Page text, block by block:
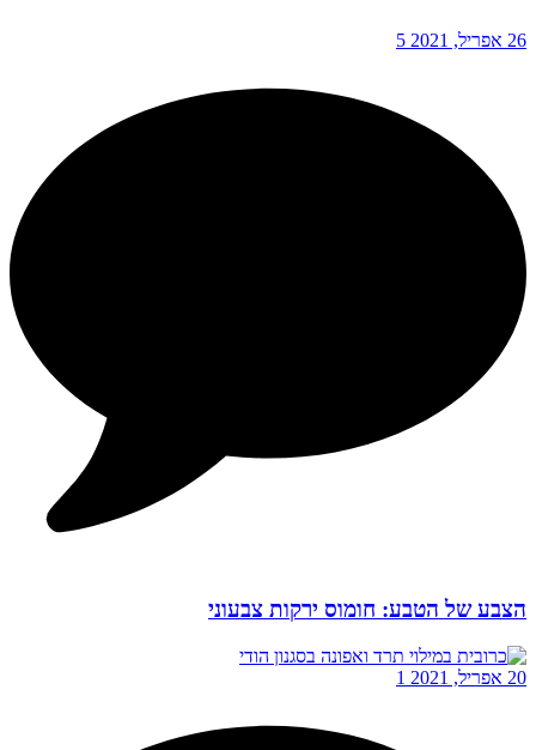
26 אפריל, 2021 5
הצבע של הטבע: חומוס ירקות צבעוני
20 אפריל, 2021 1